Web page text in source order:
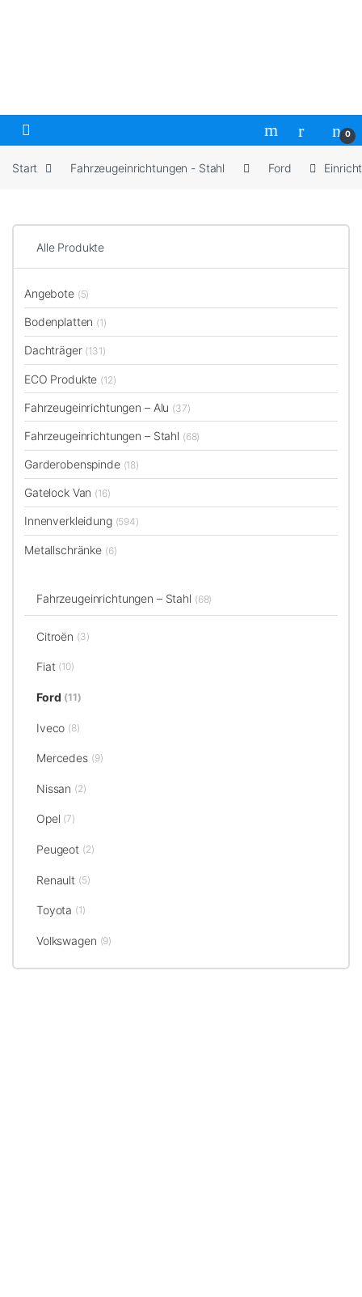
Open 0
Start Fahrzeugeinrichtungen - Stahl Ford
Alle Produkte
Angebote (5)
Bodenplatten (1)
Dachträger (131)
ECO Produkte (12)
Fahrzeugeinrichtungen – Alu (37)
Fahrzeugeinrichtungen – Stahl (68)
Garderobenspinde (18)
Gatelock Van (16)
Innenverkleidung (594)
Metallschränke (6)
Fahrzeugeinrichtungen – Stahl (68)
Citroën (3)
Fiat (10)
Ford (11)
Iveco (8)
Mercedes (9)
Nissan (2)
Opel (7)
Peugeot (2)
Renault (5)
Toyota (1)
Volkswagen (9)